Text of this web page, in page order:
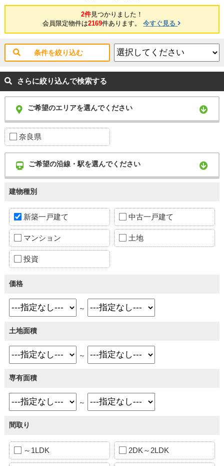
2件見つかりました！
会員限定物件は2169件あります。今すぐ見る
条件を絞り込む
さらに絞り込んで検索する
ご希望のエリアを選んでください
奈良県
ご希望の沿線・駅を選んでください
建物種別
新築一戸建て 中古一戸建て
マンション 土地
投資
価格
～
土地面積
～
専有面積
～
間取り
～1LDK 2DK～2LDK